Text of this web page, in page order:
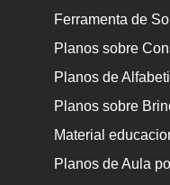
Ferramenta de
Planos sobre
Planos de
Planos sobre
Material
Planos de Aula